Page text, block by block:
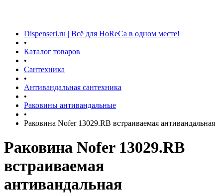
Dispenseri.ru | Всё для HoReCa в одном месте!
•
Каталог товаров
•
Сантехника
•
Антивандальная сантехника
•
Раковины антивандальные
•
Раковина Nofer 13029.RB встраиваемая антивандальная
Раковина Nofer 13029.RB
встраиваемая
антивандальная